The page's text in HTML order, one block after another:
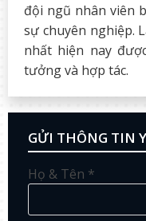
đội ngũ nhân viên
sự chuyên nghiệp.
nhất hiện nay
tưởng và hợp tác.
GỬI THÔNG TIN
Họ & Tên *